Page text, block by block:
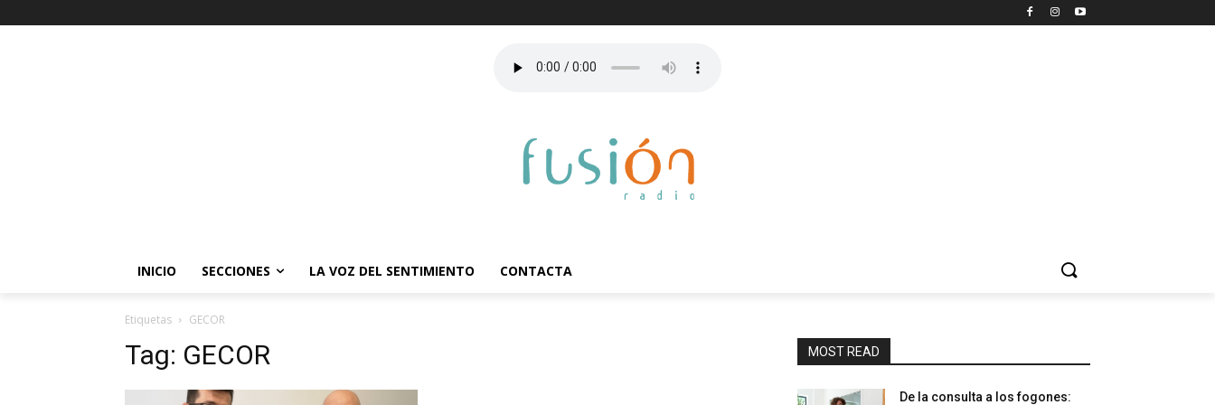
INICIO SECCIONES LA VOZ DEL SENTIMIENTO CONTACTA
Etiquetas GECOR
Tag: GECOR MOST READ
De la consulta a los fogones: